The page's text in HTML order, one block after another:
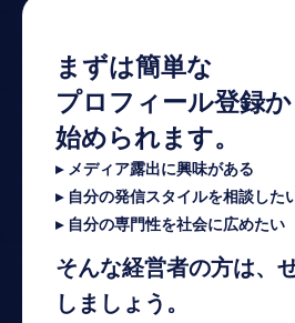
まずは簡単な
プロフィール登録か
始められます。
▸ メディア露出に興味がある
▸ 自分の発信スタイルを相談した
▸ 自分の専門性を社会に広めたい
そんな経営者の方は、
しましょう。